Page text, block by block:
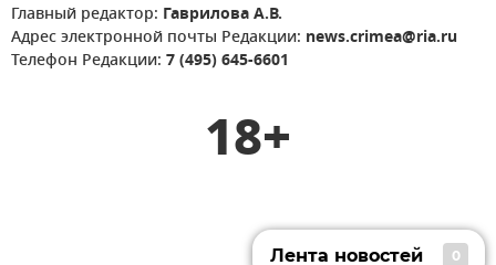
Главный редактор: Гаврилова А.В.
Адрес электронной почты Редакции: news.crimea@ria.ru
Телефон Редакции: 7 (495) 645-6601
18+
Лента новостей 0